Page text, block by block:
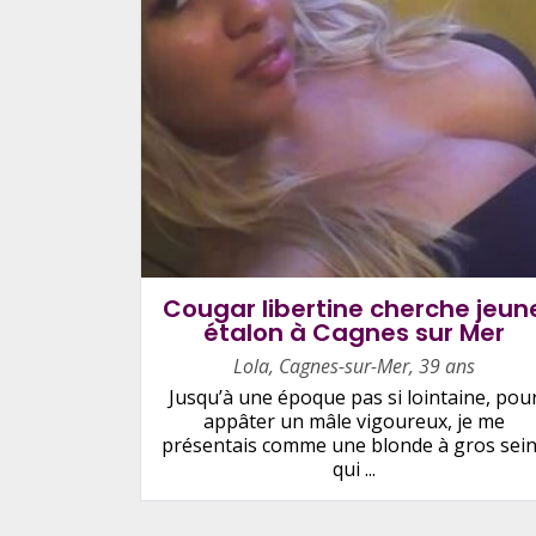
Cougar libertine cherche
étalon à Cagnes sur Mer
Lola, Cagnes-sur-Mer, 39 ans
Jusqu’à une époque pas si lointaine,
appâter un mâle vigoureux, je me
présentais comme une blonde à gros
qui ...